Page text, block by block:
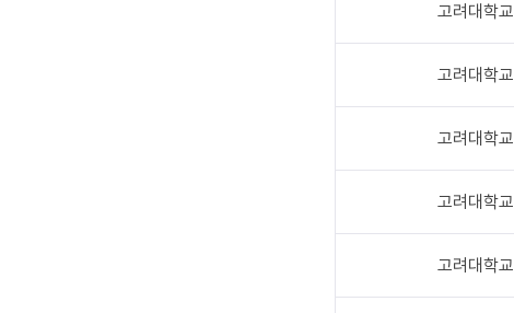
고려대학교
고려대학교
고려대학교
고려대학교
고려대학교